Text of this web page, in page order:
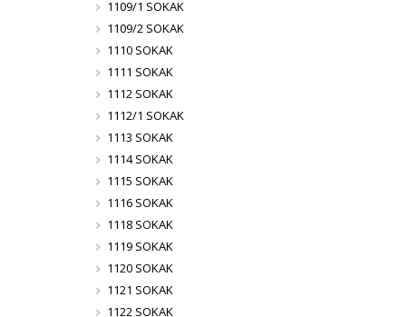
1109/1 SOKAK
1109/2 SOKAK
1110 SOKAK
1111 SOKAK
1112 SOKAK
1112/1 SOKAK
1113 SOKAK
1114 SOKAK
1115 SOKAK
1116 SOKAK
1118 SOKAK
1119 SOKAK
1120 SOKAK
1121 SOKAK
1122 SOKAK